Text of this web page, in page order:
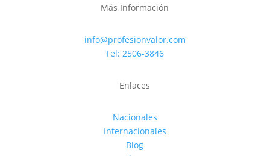
Más Información
info@profesionvalor.com
Tel: 2506-3846
Enlaces
Nacionales
Internacionales
Blog